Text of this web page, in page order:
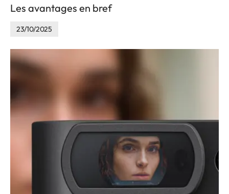
Les avantages en bref
23/10/2025